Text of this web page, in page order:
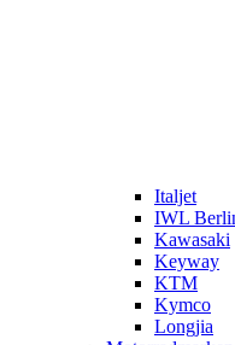
Italjet
IWL
Kawasaki
Keyway
KTM
Kymco
Longjia